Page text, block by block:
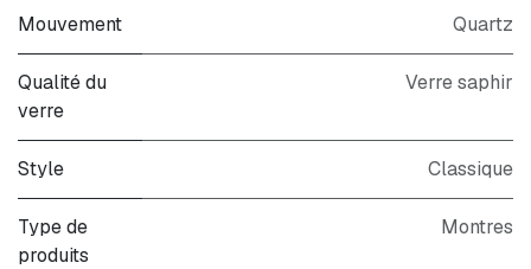
Mouvement Quartz
Qualité du
verre
Verre saphir
Style Classique
Type de
produits
Montres